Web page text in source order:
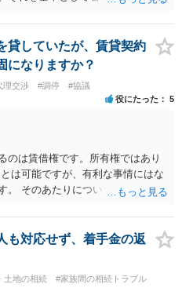
いで契約はできないです。依頼者
。
貸していたが、賃貸契約
になりますか？
理交渉 #調停 #協議
役にたった 5
のは賃借権です。所有権ではあり
は可能ですが、有利な事情にはな
。 そのあたりについては、お近く
も対応せず、着手金の返
土地の相続
#家族間の相続トラブル